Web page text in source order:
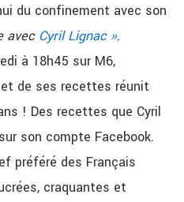
du confinement avec son
avec Cyril Lignac ».
à 18h45 sur M6,
de ses recettes réunit
! Des recettes que Cyril
son compte Facebook.
préféré des Français
craquantes et